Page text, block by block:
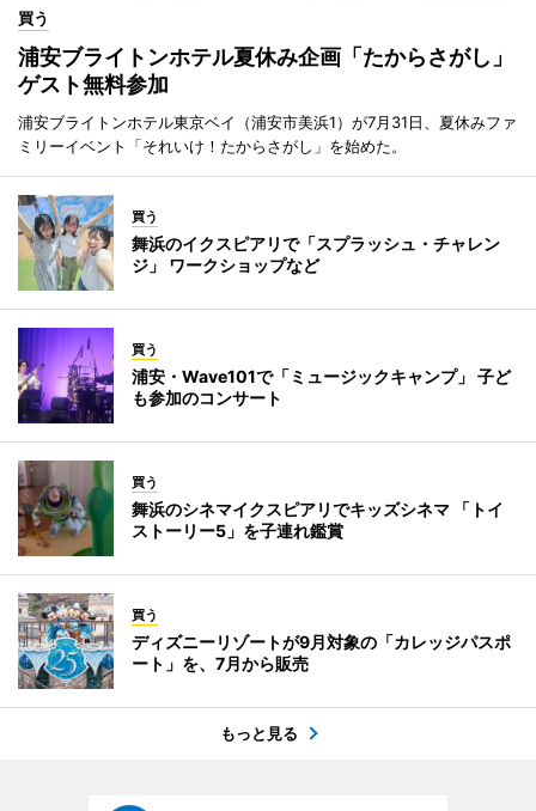
買う
浦安ブライトンホテル夏休み企画「たからさがし」
ゲスト無料参加
浦安ブライトンホテル東京ベイ（浦安市美浜1）が7月31日、夏休みファ
ミリーイベント「それいけ！たからさがし」を始めた。
買う
舞浜のイクスピアリで「スプラッシュ・チャレン
ジ」 ワークショップなど
買う
浦安・Wave101で「ミュージックキャンプ」 子ど
も参加のコンサート
買う
舞浜のシネマイクスピアリでキッズシネマ 「トイ
ストーリー5」を子連れ鑑賞
買う
ディズニーリゾートが9月対象の「カレッジパスポ
ート」を、7月から販売
もっと見る